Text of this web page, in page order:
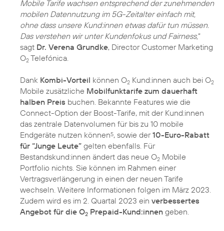
Mobile Tarife wachsen entsprechend der zunehmenden
mobilen Datennutzung im 5G-Zeitalter einfach mit,
ohne dass unsere Kund:innen etwas dafür tun müssen.
Das verstehen wir unter Kundenfokus und Fairness,”
sagt Dr. Verena Grundke, Director Customer Marketing
O2 Telefónica.
Dank Kombi-Vorteil können O2 Kund:innen auch bei O2
Mobile zusätzliche Mobilfunktarife zum dauerhaft
halben Preis buchen. Bekannte Features wie die
Connect-Option der Boost-Tarife, mit der Kund:innen
das zentrale Datenvolumen für bis zu 10 mobile
Endgeräte nutzen können5, sowie der10-Euro-Rabatt
für “Junge Leute” gelten ebenfalls. Für
Bestandskund:innen ändert das neue O2 Mobile
Portfolio nichts. Sie können im Rahmen einer
Vertragsverlängerung in einen der neuen Tarife
wechseln. Weitere Informationen folgen im März 2023.
Zudem wird es im 2. Quartal 2023 ein verbessertes
Angebot für die O2 Prepaid-Kund:innen geben.